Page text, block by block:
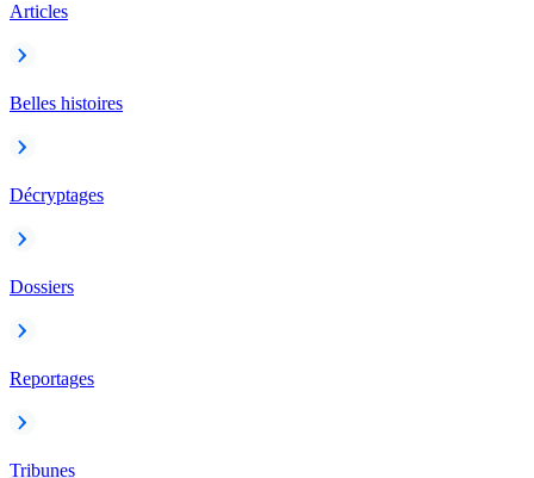
Articles
Belles histoires
Décryptages
Dossiers
Reportages
Tribunes